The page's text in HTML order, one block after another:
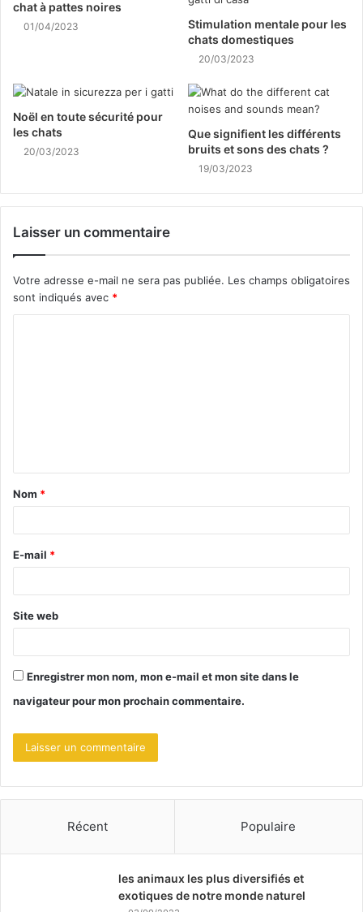
chat à pattes noires
01/04/2023
Stimulation mentale pour les
chats domestiques
20/03/2023
Noël en toute sécurité pour
les chats
20/03/2023
Que signifient les différents
bruits et sons des chats ?
19/03/2023
Laisser un commentaire
Votre adresse e-mail ne sera pas publiée. Les champs obligatoires
sont indiqués avec *
t
a
e
*
Nom *
E-mail *
Site web
Enregistrer mon nom, mon e-mail et mon site dans le
navigateur pour mon prochain commentaire.
Récent Populaire
les animaux les plus diversifiés et
exotiques de notre monde naturel